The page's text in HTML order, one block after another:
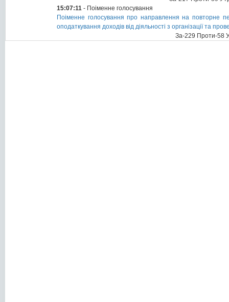
15:07:11 - Поіменне голосування
Поіменне голосування про направлення на повторне
оподаткування доходів від діяльності з організації та
За-229 Проти-58